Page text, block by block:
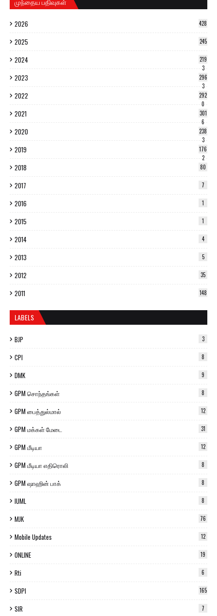
2026 428
2025 245
2024
219
3
2023
296
3
2022
292
0
2021
301
6
2020
238
3
2019
176
2
2018 80
2017 7
2016 1
2015 1
2014 4
2013 5
2012 35
2011 148
LABELS
BJP 3
CPI 8
DMK 9
GPM சொந்தங்கள் 8
GPM பைத்துல்மால் 12
GPM மக்கள் மேடை 31
GPM மீடியா 12
GPM மீடியா எதிரொலி 8
GPM ஷாஹின் பாக் 8
IUML 8
MJK 76
Mobile Updates 12
ONLINE 19
Rti 6
SDPI 165
SIR 7